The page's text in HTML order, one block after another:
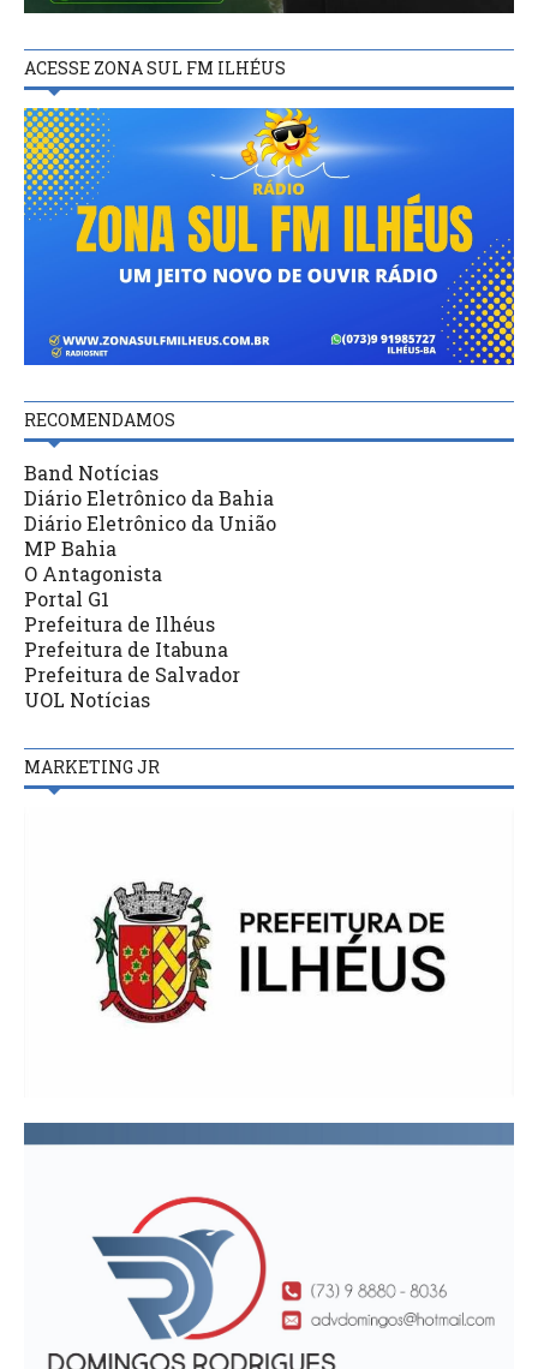
ACESSE ZONA SUL FM ILHÉUS
RECOMENDAMOS
Band Notícias
Diário Eletrônico da Bahia
Diário Eletrônico da União
MP Bahia
O Antagonista
Portal G1
Prefeitura de Ilhéus
Prefeitura de Itabuna
Prefeitura de Salvador
UOL Notícias
MARKETING JR